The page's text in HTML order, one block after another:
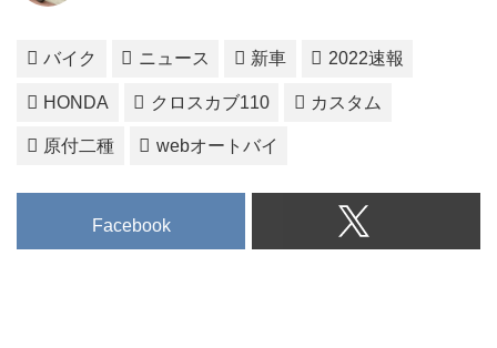
バイク ニュース 新車 2022速報
HONDA クロスカブ110 カスタム
原付二種 webオートバイ
Facebook